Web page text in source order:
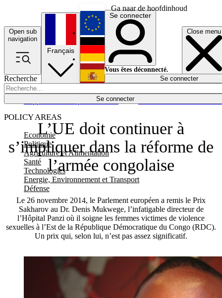
Ga naar de hoofdinhoud
Open sub
navigation
Close menu
Recherche
Se connecter
POLICY AREAS
Economie
Politique
Agriculture et Alimentation
Santé
Technologies
Energie, Environnement et Transport
Défense
Économie
Français
English
Deutsch
Español
Se connecter
Vous êtes déconnecté.
Se connecter
L’UE doit continuer à
s’impliquer dans la réforme de
l’armée congolaise
Le 26 novembre 2014, le Parlement européen a remis le Prix
Sakharov au Dr. Denis Mukwege, l’infatigable directeur de
l’Hôpital Panzi où il soigne les femmes victimes de violence
sexuelles à l’Est de la République Démocratique du Congo (RDC).
Un prix qui, selon lui, n’est pas assez significatif.